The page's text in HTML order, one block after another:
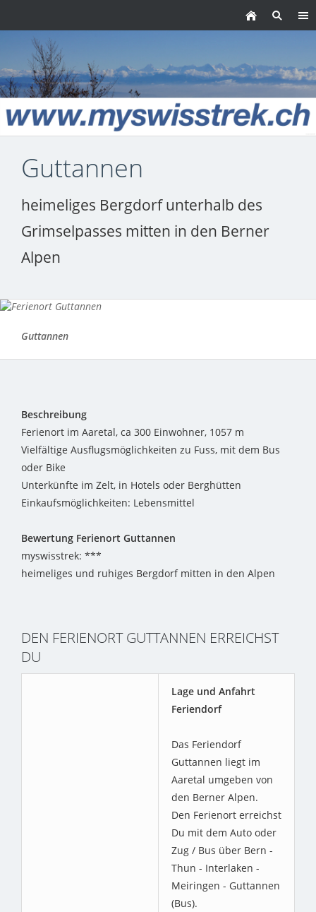
Guttannen
heimeliges Bergdorf unterhalb des
Grimselpasses mitten in den Berner
Alpen
Guttannen
Beschreibung
Ferienort im Aaretal, ca 300 Einwohner, 1057 m
Vielfältige Ausflugsmöglichkeiten zu Fuss, mit dem Bus
oder Bike
Unterkünfte im Zelt, in Hotels oder Berghütten
Einkaufsmöglichkeiten: Lebensmittel
Bewertung Ferienort Guttannen
myswisstrek: ***
heimeliges und ruhiges Bergdorf mitten in den Alpen
DEN FERIENORT GUTTANNEN ERREICHST
DU
Lage und Anfahrt
Feriendorf
Das Feriendorf
Guttannen liegt im
Aaretal umgeben von
den Berner Alpen.
Den Ferienort erreichst
Du mit dem Auto oder
Zug / Bus über Bern -
Thun - Interlaken -
Meiringen - Guttannen
(Bus).